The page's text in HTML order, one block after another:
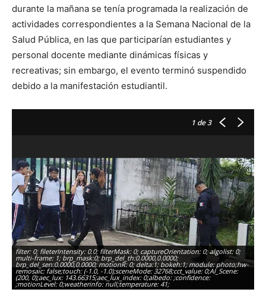
durante la mañana se tenía programada la realización de
actividades correspondientes a la Semana Nacional de la
Salud Pública, en las que participarían estudiantes y
personal docente mediante dinámicas físicas y
recreativas; sin embargo, el evento terminó suspendido
debido a la manifestación estudiantil.
1 de 3
filter: 0; fileterIntensity: 0.0; filterMask: 0; captureOrientation: 0; algolist: 0;
multi-frame: 1; brp_mask:0; brp_del_th:0.0000,0.0000;
brp_del_sen:0.0000,0.0000; motionR: 0; delta:1; bokeh:1; module: photo;hw-
remosaic: false;touch: (-1.0, -1.0);sceneMode: 32768;cct_value: 0;AI_Scene:
(200, 0);aec_lux: 143.66315;aec_lux_index: 0;albedo: ;confidence:
;motionLevel: 0;weatherinfo: null;temperature: 41;